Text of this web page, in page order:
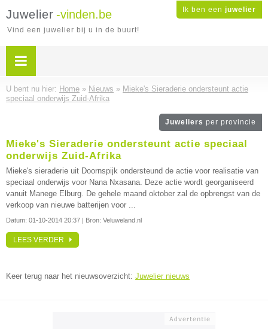
Ik ben een juwelier
Juwelier -vinden.be
Vind een juwelier bij u in de buurt!
U bent nu hier: Home » Nieuws » Mieke's Sieraderie ondersteunt actie
speciaal onderwijs Zuid-Afrika
Juweliers per provincie
Mieke's Sieraderie ondersteunt actie speciaal
onderwijs Zuid-Afrika
Mieke's sieraderie uit Doornspijk ondersteund de actie voor realisatie van
speciaal onderwijs voor Nana Nxasana. Deze actie wordt georganiseerd
vanuit Manege Elburg. De gehele maand oktober zal de opbrengst van de
verkoop van nieuwe batterijen voor ...
Datum: 01-10-2014 20:37 | Bron: Veluweland.nl
LEES VERDER
Keer terug naar het nieuwsoverzicht: Juwelier nieuws